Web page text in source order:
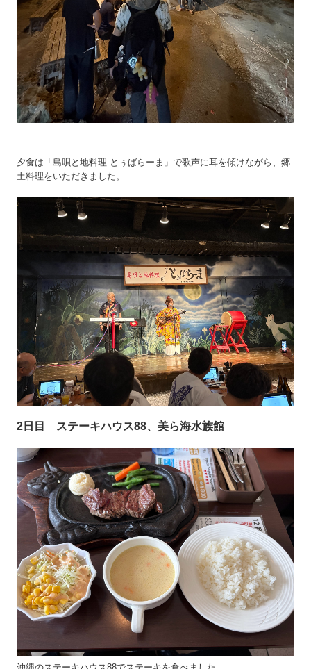
夕食は「島唄と地料理 とぅばらーま」で歌声に耳を傾けながら、郷
土料理をいただきました。
2日目 ステーキハウス88、美ら海水族館